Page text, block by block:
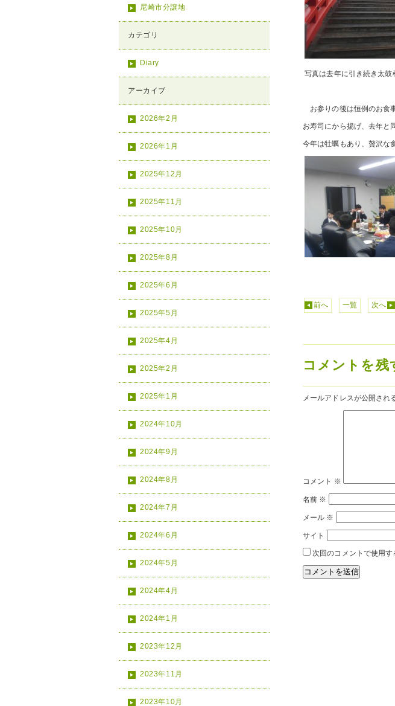
尼崎市分譲地
カテゴリ
Diary
アーカイブ
2026年2月
2026年1月
2025年12月
2025年11月
2025年10月
2025年8月
2025年6月
2025年5月
2025年4月
2025年2月
2025年1月
2024年10月
2024年9月
2024年8月
2024年7月
2024年6月
2024年5月
2024年4月
2024年1月
2023年12月
2023年11月
2023年10月
写真は去年に引き続き太鼓
お参りの後は恒例のお食
お寿司にから揚げ、去年と
今年は牡蠣もあり、贅沢な
前へ 一覧 次へ
コメントを残
メールアドレスが公開され
コメント ※
名前 ※
メール ※
サイト
次回のコメントで使用